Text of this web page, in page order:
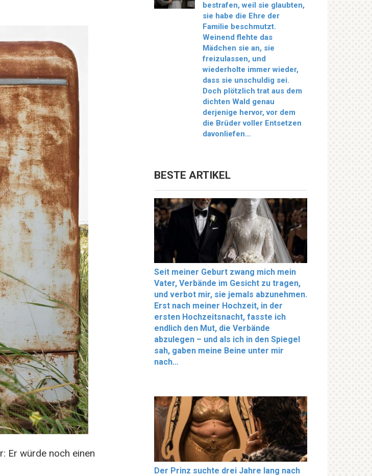
Er würde noch einen
bestrafen, weil sie glaubten,
sie habe die Ehre der
Familie beschmutzt.
Weinend flehte das
Mädchen sie an, sie
freizulassen, und
wiederholte immer wieder,
dass sie unschuldig sei.
Doch plötzlich trat aus dem
dichten Wald genau
derjenige hervor, vor dem
die Brüder voller Entsetzen
davonliefen…
BESTE ARTIKEL
Seit meiner Geburt zwang mich mein
Vater, Verbände im Gesicht zu tragen,
und verbot mir, sie jemals abzunehmen.
Erst nach meiner Hochzeit, in der
ersten Hochzeitsnacht, fasste ich
endlich den Mut, die Verbände
abzulegen – und als ich in den Spiegel
sah, gaben meine Beine unter mir
nach…
Der Prinz suchte drei Jahre lang nach